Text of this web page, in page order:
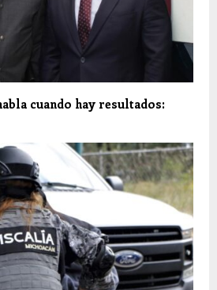
cuando hay resultados: